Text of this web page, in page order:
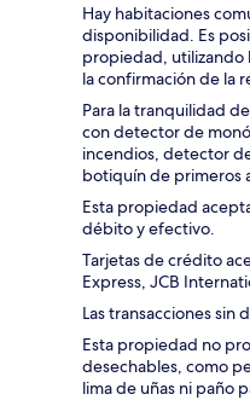
Hay habitaciones
disponibilidad. Es
propiedad, utilizando
la confirmación de la
Para la tranquilidad
con detector de
incendios, detector
botiquín de primeros
Esta propiedad
débito y efectivo.
Tarjetas de crédito
Express, JCB
Las transacciones sin
Esta propiedad no
desechables, como
lima de uñas ni paño